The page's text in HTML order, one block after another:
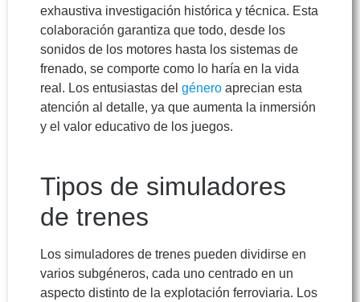
exhaustiva investigación histórica y técnica. Esta
colaboración garantiza que todo, desde los
sonidos de los motores hasta los sistemas de
frenado, se comporte como lo haría en la vida
real. Los entusiastas del género aprecian esta
atención al detalle, ya que aumenta la inmersión
y el valor educativo de los juegos.
Tipos de simuladores
de trenes
Los simuladores de trenes pueden dividirse en
varios subgéneros, cada uno centrado en un
aspecto distinto de la explotación ferroviaria. Los